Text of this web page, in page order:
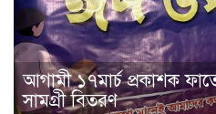
আগামী ১৭মার্চ প্রকাশক
সামগ্রী বিতরণ